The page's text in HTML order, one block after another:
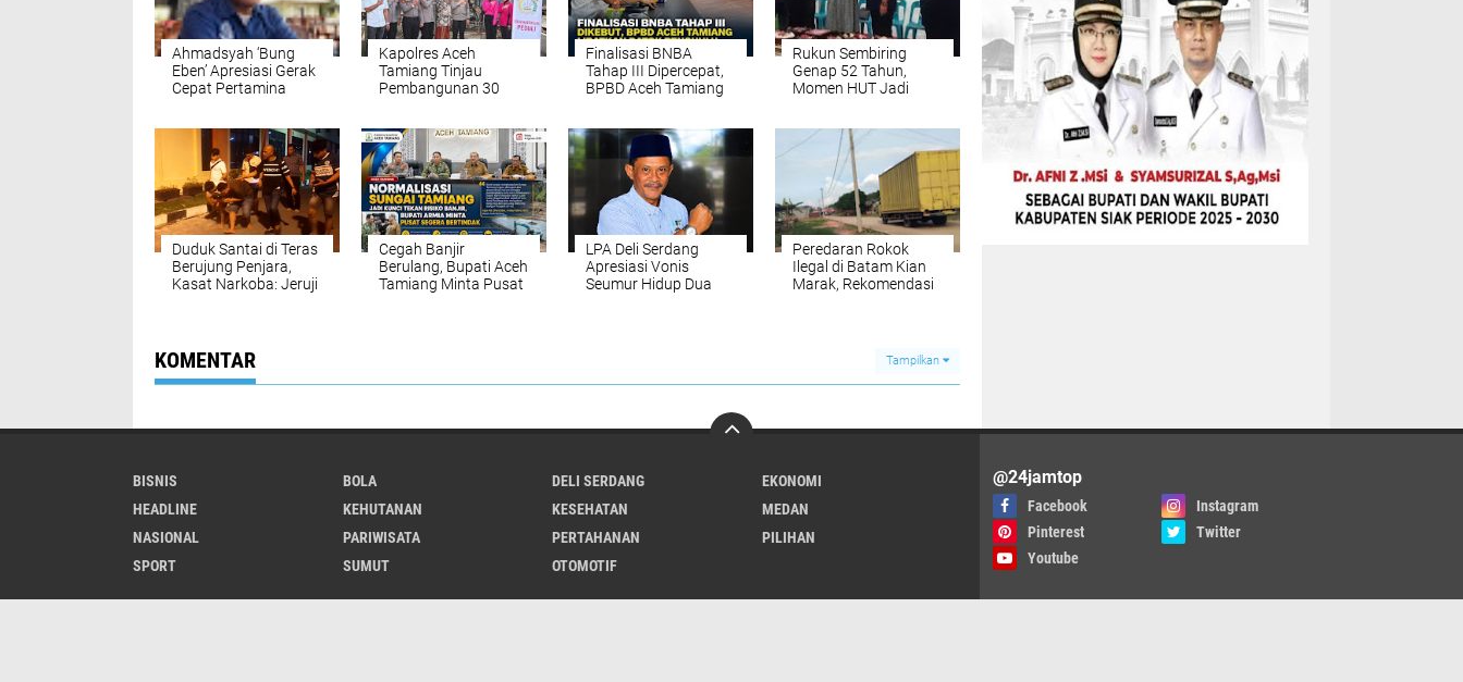
Ahmadsyah ‘Bung
Eben’ Apresiasi Gerak
Cepat Pertamina
Kapolres Aceh
Tamiang Tinjau
Pembangunan 30
Finalisasi BNBA
Tahap III Dipercepat,
BPBD Aceh Tamiang
Tepat Sasaran
Rukun Sembiring
Genap 52 Tahun,
Momen HUT Jadi
Sumut
Duduk Santai di Teras
Berujung Penjara,
Kasat Narkoba: Jeruji
Cegah Banjir
Berulang, Bupati Aceh
Tamiang Minta Pusat
LPA Deli Serdang
Apresiasi Vonis
Seumur Hidup Dua
Peredaran Rokok
Ilegal di Batam Kian
Marak, Rekomendasi
KOMENTAR Tampilkan
BISNIS BOLA DELI SERDANG
EKONOMI
HEADLINE
KEHUTANAN KESEHATAN
MEDAN
NASIONAL
PARIWISATA PERTAHANAN
PILIHAN
SPORT
SUMUT OTOMOTIF
@24jamtop
Facebook
Instagram
Pinterest
Twitter
Youtube